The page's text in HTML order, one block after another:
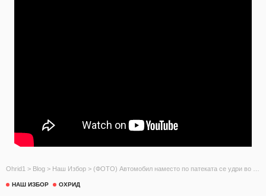
Ohrid1 > Blog > Наш Избор > (ФОТО) Автомобил наместо по патеката се удри во ѕидчето пред тревната површина на бензиската пумпа Подмоље
НАШ ИЗБОР ОХРИД